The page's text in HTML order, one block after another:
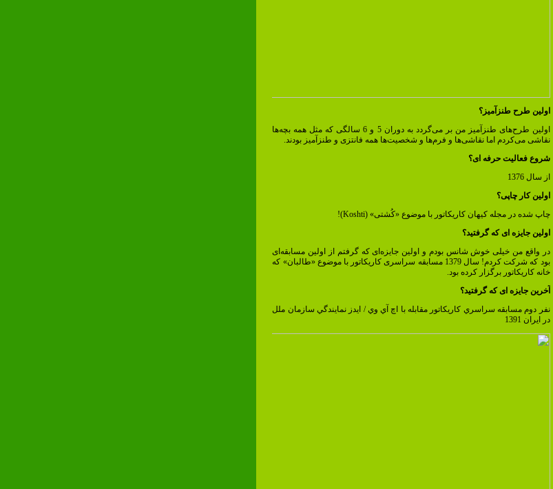
اولین طرح طنزآمیز؟
اولین طرح‌های طنزآمیز من بر می‌گردد به دوران 5 و 6 سالگی که مثل همه بچه‌ها
نقاشی می‌کردم اما نقاشی‌ها و فرم‌ها و شخصیت‌ها همه فانتزی و طنزآمیز بودند.
شروع فعالیت حرفه ای؟
از سال 1376
اولین کار چاپی؟
چاپ شده در مجله کیهان کاریکاتور با موضوع «کُشتی» (Koshti)!
اولین جایزه ای که گرفتید؟
در واقع من خیلی خوش شانس بودم و اولین جایزه‌ای که گرفتم از اولین مسابقه‌ای
بود که شرکت کردم! سال 1379 مسابقه سراسری کاریکاتور با موضوع «طالبان» که
خانه کاریکاتور برگزار کرده بود.
آخرین جایزه ای که گرفتید؟
نفر دوم مسابقه سراسري كاريكاتور مقابله با اچ آي وي / ايدز نمايندگي سازمان ملل
در ايران 1391